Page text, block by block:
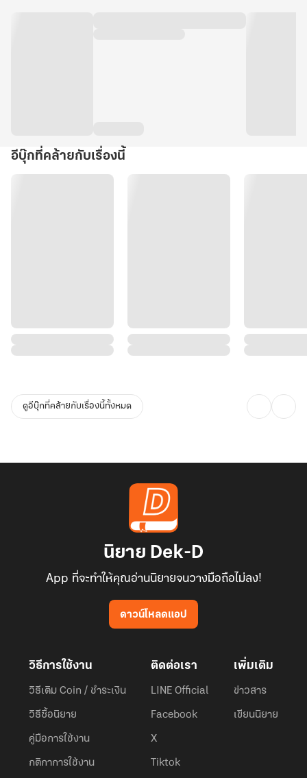
อีบุ๊กที่คล้ายกับเรื่องนี้
ดูอีบุ๊กที่คล้ายกับเรื่องนี้ทั้งหมด
นิยาย Dek-D
App ที่จะทำให้คุณอ่านนิยายจนวางมือถือไม่ลง!
ดาวน์โหลดแอป
วิธีการใช้งาน
วิธีเติม Coin / ชำระเงิน
วิธีซื้อนิยาย
คู่มือการใช้งาน
กติกาการใช้งาน
ติดต่อเรา
LINE Official
Facebook
X
Tiktok
เพิ่มเติม
ข่าวสาร
เขียนนิยาย